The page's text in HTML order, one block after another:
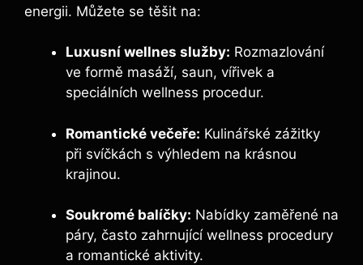
energii. Můžete se těšit na:
Luxusní wellnes služby: Rozmazlování
ve formě masáží, saun, vířivek a
speciálních wellness procedur.
Romantické večeře: Kulinářské zážitky
při svíčkách s výhledem na krásnou
krajinou.
Soukromé balíčky: Nabídky zaměřené na
páry, často zahrnující wellness procedury
a romantické aktivity.